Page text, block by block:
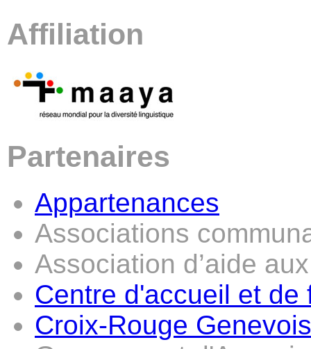
Affiliation
Partenaires
Appartenances
Associations
Association d’aide
Centre d'accueil et
Croix-Rouge